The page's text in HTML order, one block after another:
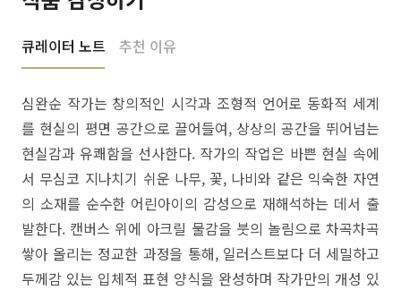
큐레이터 노트 추천 이유
심완순 작가는 창의적인 시각과 조형적 언어로 동화적 세계
를 현실의 평면 공간으로 끌어들여, 상상의 공간을 뛰어넘는
현실감과 유쾌함을 선사한다. 작가의 작업은 바쁜 현실 속에
서 무심코 지나치기 쉬운 나무, 꽃, 나비와 같은 익숙한 자연
의 소재를 순수한 어린아이의 감성으로 재해석하는 데서 출
발한다. 캔버스 위에 아크릴 물감을 붓의 놀림으로 차곡차곡
쌓아 올리는 정교한 과정을 통해, 일러스트보다 더 세밀하고
두께감 있는 입체적 표현 양식을 완성하며 작가만의 개성 있